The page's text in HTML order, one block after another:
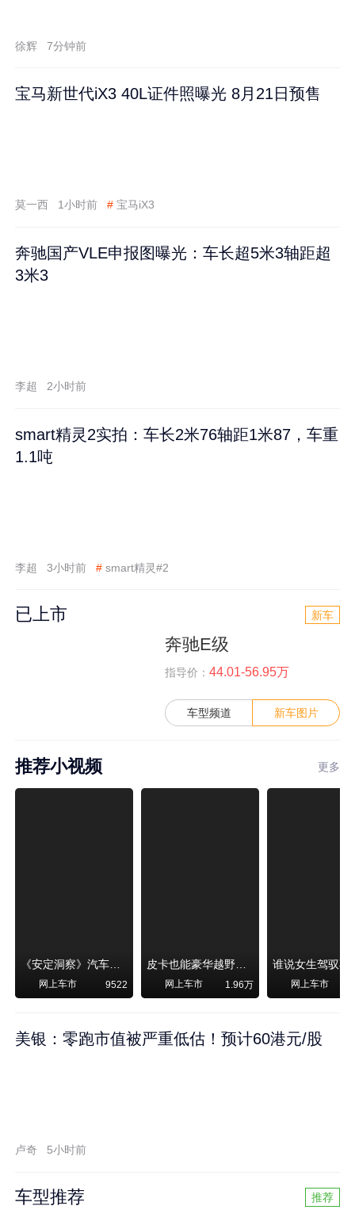
徐辉 7分钟前
宝马新世代iX3 40L证件照曝光 8月21日预售
莫一西 1小时前 # 宝马iX3
奔驰国产VLE申报图曝光：车长超5米3轴距超
3米3
李超 2小时前
smart精灵2实拍：车长2米76轴距1米87，车重
1.1吨
李超 3小时前 # smart精灵#2
已上市 新车
奔驰E级
指导价： 44.01-56.95万
车型频道 新车图片
推荐小视频 更多
《安定洞察》汽车烧不烧油，和石油安全无关！
网上车市 9522
皮卡也能豪华越野！纵横F700上市，限时卖29.99万起
网上车市 1.96万 网上车市
美银：零跑市值被严重低估！预计60港元/股
卢奇 5小时前
车型推荐 推荐